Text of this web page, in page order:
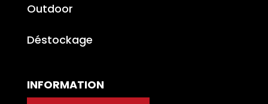
Outdoor
Déstockage
INFORMATION